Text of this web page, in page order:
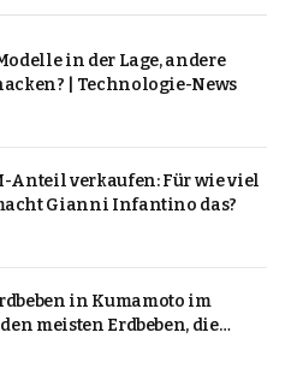
in der Lage, andere
| Technologie-News
Anteil verkaufen: Für wie viel
Gianni Infantino das?
in Kumamoto im
meisten Erdbeben, die
ungewöhnlich ist